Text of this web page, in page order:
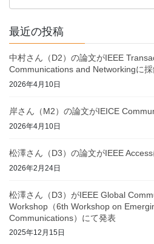
最近の投稿
中村さん（D2）の論文がIEEE
Communications and Networkingに
2026年4月10日
岸さん（M2）の論文がIEICE
2026年4月10日
松澤さん（D3）の論文がIEEE
2026年2月24日
松澤さん（D3）がIEEE Global
Workshop（6th Workshop on
Communications）にて発表
2025年12月15日